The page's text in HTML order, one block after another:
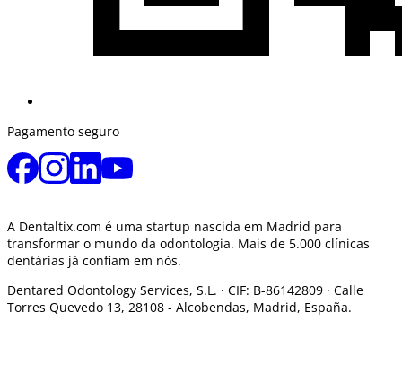
Pagamento seguro
A Dentaltix.com é uma startup nascida em Madrid para
transformar o mundo da odontologia. Mais de 5.000 clínicas
dentárias já confiam em nós.
Dentared Odontology Services, S.L. · CIF: B-86142809 · Calle
Torres Quevedo 13, 28108 - Alcobendas, Madrid, España.